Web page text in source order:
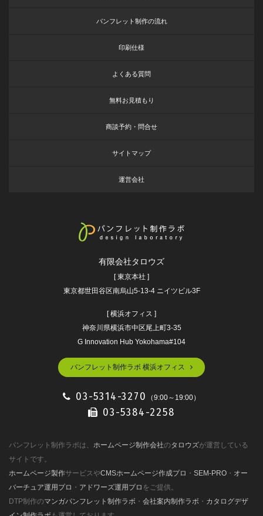
パンフレット制作の流れ
印刷仕様
よくある質問
無料お見積もり
商談予約・問合せ
サイトマップ
運営会社
有限会社タロウズ
[ 東京本社 ]
東京都世田谷区南烏山5-13-4 ニイツビル3F
[ 横浜オフィス ]
神奈川県横浜市中区尾上町3-35
G Innovation Hub Yokohama#104
パンフレット制作ラボ 横浜オフィス
03-5314-3270 （9:00～19:00）
03-5384-2258
パンフレット制作ラボは、 ホームページ制作会社のタロウズが運営している
サイトです。
ホームページ製作サービスやCMSホームページ作成プロ ・ SEM-PRO ・ オー
バーチュア運用プロ ・ アドワーズ運用プロ をご提供。
DTP制作のマンガパンフレット制作ラボ ・ 会社案内制作ラボ ・ カタログデザ